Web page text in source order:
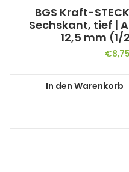
BGS Kraft-
Sechskant, tief |
12,5 mm (1/
€8,75
In den Warenkorb